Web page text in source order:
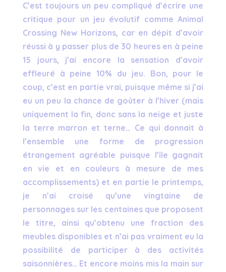
C’est toujours un peu compliqué d’écrire une
critique pour un jeu évolutif comme Animal
Crossing New Horizons, car en dépit d’avoir
réussi à y passer plus de 30 heures en à peine
15 jours, j’ai encore la sensation d’avoir
effleuré à peine 10% du jeu. Bon, pour le
coup, c’est en partie vrai, puisque même si j’ai
eu un peu la chance de goûter à l’hiver (mais
uniquement la fin, donc sans la neige et juste
la terre marron et terne… Ce qui donnait à
l’ensemble une forme de progression
étrangement agréable puisque l’île gagnait
en vie et en couleurs à mesure de mes
accomplissements) et en partie le printemps,
je n’ai croisé qu’une vingtaine de
personnages sur les centaines que proposent
le titre, ainsi qu’obtenu une fraction des
meubles disponibles et n’ai pas vraiment eu la
possibilité de participer à des activités
saisonnières… Et encore moins mis la main sur